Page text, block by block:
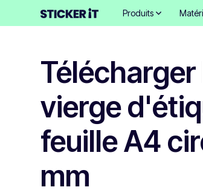
Produits
vierge
feuille A4
mm